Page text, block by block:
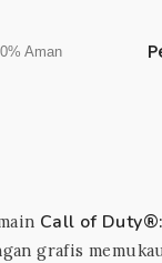
Aman
Call of
grafis